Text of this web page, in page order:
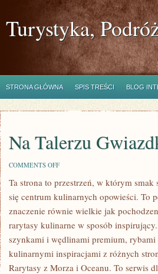
Turystyka,
STRONA GŁÓWNA SPIS TREŚCI BLOG
Na Talerzu
COMMENTS OFFON
TALERZU
SZEFA
Ta strona to przestrzeń, w którym
się centrum kulinarnych opowieści. To
znaczenie równie wielkie jak
rarytasy kulinarne w sposób
szynkami i wędlinami premium, rybami
kulinarnymi inspiracjami z różnych
Rarytasy z Morza i Oceanu. To serwis